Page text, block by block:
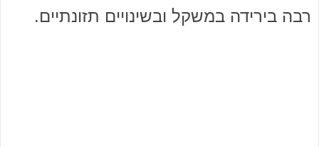
רבה בירידה במשקל ובשינויים תזונתיים.